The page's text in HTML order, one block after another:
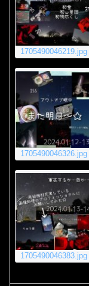
1705490046219.jpg
1705490046326.jpg
1705490046383.jpg